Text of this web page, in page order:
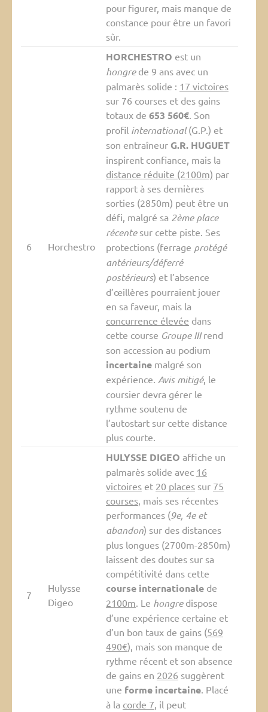
pour figurer, mais manque de
constance pour être un favori
sûr.
6 Horchestro
HORCHESTRO est un
hongrede 9 ans avec un
palmarès solide : 17 victoires
sur 76 courses et des gains
totaux de 653 560€. Son
profil international(G.P.) et
son entraîneur G.R. HUGUET
inspirent confiance, mais la
distance réduite (2100m) par
rapport à ses dernières
sorties (2850m) peut être un
défi, malgré sa 2ème place
récentesur cette piste. Ses
protections (ferrage protégé
antérieurs/déferré
postérieurs) et l’absence
d’œillères pourraient jouer
en sa faveur, mais la
concurrence élevée dans
cette course Groupe IIIrend
son accession au podium
incertainemalgré son
expérience. Avis mitigé, le
coursier devra gérer le
rythme soutenu de
l’autostart sur cette distance
plus courte.
7
Hulysse
Digeo
HULYSSE DIGEO affiche un
palmarès solide avec 16
victoireset 20 placessur 75
courses, mais ses récentes
performances (9e, 4e et
abandon) sur des distances
plus longues (2700m-2850m)
laissent des doutes sur sa
compétitivité dans cette
course internationalede
2100m. Le hongredispose
d’une expérience certaine et
d’un bon taux de gains (569
490€), mais son manque de
rythme récent et son absence
de gains en 2026 suggèrent
une forme incertaine. Placé
à la corde 7, il peut